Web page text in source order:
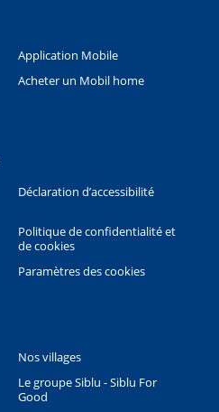
Application Mobile
Acheter un Mobil home
Déclaration d’accessibilité
Politique de confidentialité et
de cookies
Paramètres des cookies
Nos villages
Le groupe Siblu - Siblu For
Good